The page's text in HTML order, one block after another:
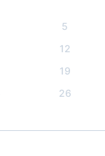
5
12
19
26